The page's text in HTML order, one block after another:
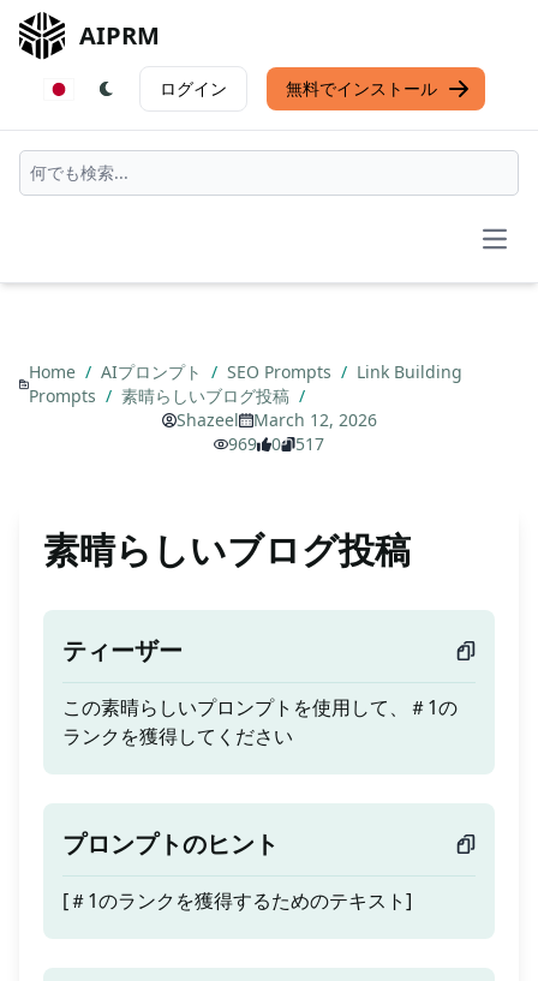
AIPRM
ログイン 無料でインストール
Home / AIプロンプト / SEO Prompts / Link Building
Prompts / 素晴らしいブログ投稿 /
Shazeel
March 12, 2026
969
0 517
素晴らしいブログ投稿
ティーザー
この素晴らしいプロンプトを使用して、＃1の
ランクを獲得してください
プロンプトのヒント
[＃1のランクを獲得するためのテキスト]